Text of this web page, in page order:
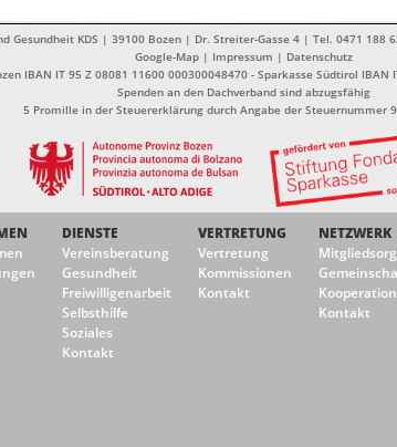
Gesundheit KDS | 39100 Bozen | Dr. Streiter-Gasse 4 | Tel. 0471
Google-Map | Impressum | Datenschutz
IBAN IT 95 Z 08081 11600 000300048470 - Sparkasse Südtirol IBAN
Spenden an den Dachverband sind abzugsfähig
5 Promille in der Steuererklärung durch Angabe der Steuernummer
DIENSTE
Vereinsberatung
Gesundheit
Freiwilligenarbeit
Selbsthilfe
Soziales
Kontakt
VERTRETUNG
Vertretung
Kommissionen
Kontakt
NETZWERK
Kontakt